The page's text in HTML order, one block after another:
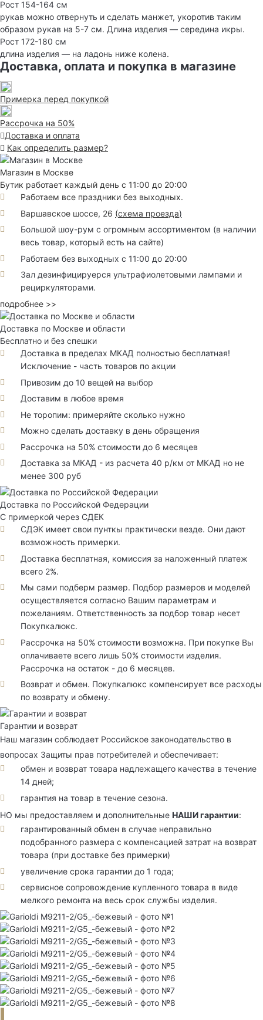
Рост 154-164 см
рукав можно отвернуть и сделать манжет, укоротив таким
образом рукав на 5-7 см. Длина изделия — середина икры.
Рост 172-180 см
длина изделия — на ладонь ниже колена.
Доставка, оплата и покупка в магазине
Примерка перед покупкой
Рассрочка на 50%
Доставка и оплата
Как определить размер?
Магазин в Москве
Бутик работает каждый день с 11:00 до 20:00
Работаем все праздники без выходных.
Варшавское шоссе, 26 (схема проезда)
Большой шоу-рум с огромным ассортиментом (в наличии
весь товар, который есть на сайте)
Работаем без выходных с 11:00 до 20:00
Зал дезинфицируерся ультрафиолетовыми лампами и
рециркуляторами.
подробнее >>
Доставка по Москве и области
Бесплатно и без спешки
Доставка в пределах МКАД полностью бесплатная!
Исключение - часть товаров по акции
Привозим до 10 вещей на выбор
Доставим в любое время
Не торопим: примеряйте сколько нужно
Можно сделать доставку в день обращения
Рассрочка на 50% стоимости до 6 месяцев
Доставка за МКАД - из расчета 40 р/км от МКАД но не
менее 300 руб
Доставка по Российской Федерации
С примеркой через СДЕК
СДЭК имеет свои пунткы практически везде. Они дают
возможность примерки.
Доставка бесплатная, комиссия за наложенный платеж
всего 2%.
Мы сами подберм размер. Подбор размеров и моделей
осуществляется согласно Вашим параметрам и
пожеланиям. Ответственность за подбор товар несет
Покупкалюкс.
Рассрочка на 50% стоимости возможна. При покупке Вы
оплачиваете всего лишь 50% стоимости изделия.
Рассрочка на остаток - до 6 месяцев.
Возврат и обмен. Покупкалюкс компенсирует все расходы
по возврату и обмену.
Гарантии и возврат
Наш магазин соблюдает Российское законодательство в
вопросах Защиты прав потребителей и обеспечивает:
обмен и возврат товара надлежащего качества в течение
14 дней;
гарантия на товар в течение сезона.
НО мы предоставляем и дополнительные НАШИ гарантии:
гарантированный обмен в случае неправильно
подобранного размера с компенсацией затрат на возврат
товара (при доставке без примерки)
увеличение срока гарантии до 1 года;
сервисное сопровождение купленного товара в виде
мелкого ремонта на весь срок службы изделия.